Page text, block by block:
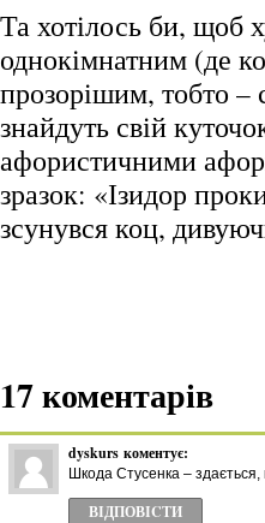
Та хотілось би, щоб
однокімнатним (де
прозорішим, тобто –
знайдуть свій
афористичними
зразок: «Ізидор
зсунувся коц,
17 коментарів
dyskurs коментує:
Шкода Стусенка –
ВІДПОВІCТИ